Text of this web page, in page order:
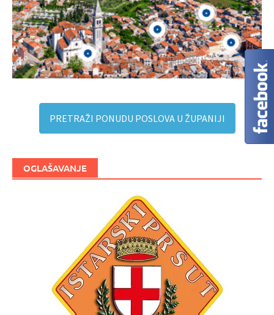
PRETRAŽI PONUDU POSLOVA U ŽUPANIJI
OGLAŠAVANJE